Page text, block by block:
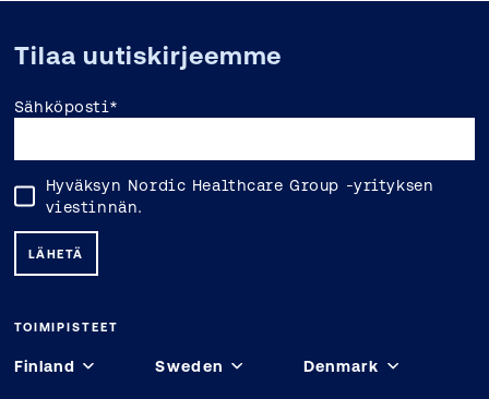
Tilaa uutiskirjeemme
Sähköposti*
Hyväksyn Nordic Healthcare Group -yrityksen
viestinnän.
TOIMIPISTEET
Finland Sweden Denmark